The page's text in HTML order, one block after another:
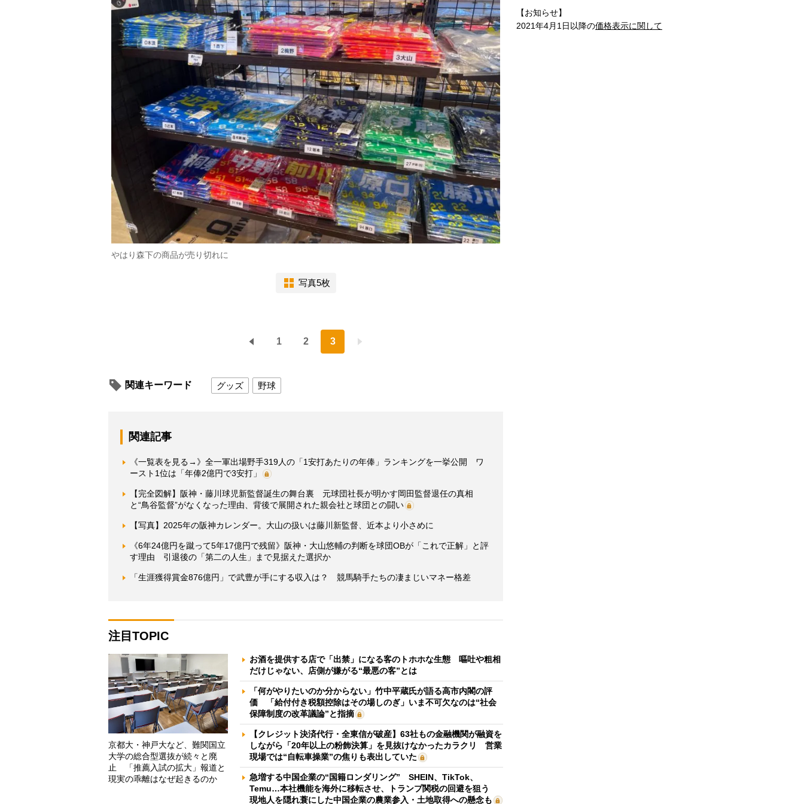
やはり森下の商品が売り切れに
写真5枚
1 2 3
関連キーワード グッズ 野球
関連記事
《一覧表を見る→》全一軍出場野手319人の「1安打あたりの年俸」ランキングを一挙公開 ワ
ースト1位は「年俸2億円で3安打」
【完全図解】阪神・藤川球児新監督誕生の舞台裏 元球団社長が明かす岡田監督退任の真相
と“鳥谷監督”がなくなった理由、背後で展開された親会社と球団との闘い
【写真】2025年の阪神カレンダー。大山の扱いは藤川新監督、近本より小さめに
《6年24億円を蹴って5年17億円で残留》阪神・大山悠輔の判断を球団OBが「これで正解」と評
す理由 引退後の「第二の人生」まで見据えた選択か
「生涯獲得賞金876億円」で武豊が手にする収入は？ 競馬騎手たちの凄まじいマネー格差
注目TOPIC
京都大・神戸大など、難関国立
大学の総合型選抜が続々と廃
止 「推薦入試の拡大」報道と
現実の乖離はなぜ起きるのか
お酒を提供する店で「出禁」になる客のトホホな生態 嘔吐や粗相
だけじゃない、店側が嫌がる“最悪の客”とは
「何がやりたいのか分からない」竹中平蔵氏が語る高市内閣の評
価 「給付付き税額控除はその場しのぎ」いま不可欠なのは“社会
保障制度の改革議論”と指摘
【クレジット決済代行・全東信が破産】63社もの金融機関が融資を
しながら「20年以上の粉飾決算」を見抜けなかったカラクリ 営業
現場では“自転車操業”の焦りも表出していた
急増する中国企業の“国籍ロンダリング” SHEIN、TikTok、
Temu…本社機能を海外に移転させ、トランプ関税の回避を狙う
現地人を隠れ蓑にした中国企業の農業参入・土地取得への懸念も
【お知らせ】
2021年4月1日以降の価格表示に関して